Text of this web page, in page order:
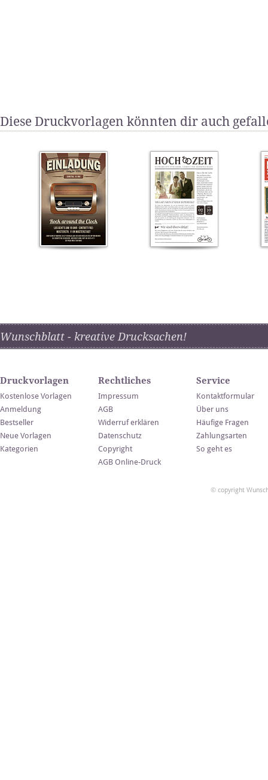
Diese Druckvorlagen könnten dir auch
Wunschblatt - kreative Drucksachen!
Druckvorlagen
Kostenlose Vorlagen
Anmeldung
Bestseller
Neue Vorlagen
Kategorien
Rechtliches
Impressum
AGB
Widerruf erklären
Datenschutz
Copyright
AGB Online-Druck
Service
Kontaktformular
Über uns
Häufige Fragen
Zahlungsarten
So geht es
© copyright